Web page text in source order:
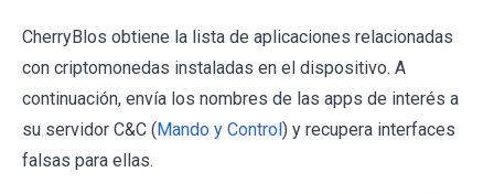
CherryBlos obtiene la lista de aplicaciones relacionadas
con criptomonedas instaladas en el dispositivo. A
continuación, envía los nombres de las apps de interés a
su servidor C&C (Mando y Control) y recupera interfaces
falsas para ellas.